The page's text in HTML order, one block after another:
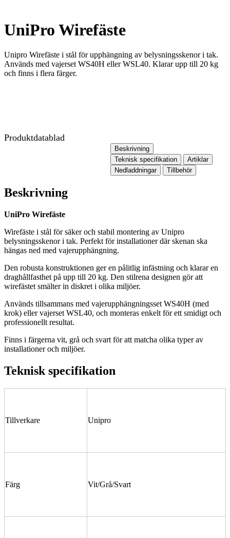
UniPro Wirefäste
Unipro Wirefäste i stål för upphängning av belysningsskenor i tak.
Används med vajerset WS40H eller WSL40. Klarar upp till 20 kg
och finns i flera färger.
Produktdatablad
Beskrivning
Teknisk specifikation
Artiklar
Nedladdningar
Tillbehör
Beskrivning
UniPro Wirefäste
Wirefäste i stål för säker och stabil montering av Unipro
belysningsskenor i tak. Perfekt för installationer där skenan ska
hängas ned med vajerupphängning.
Den robusta konstruktionen ger en pålitlig infästning och klarar en
draghållfasthet på upp till 20 kg. Den stilrena designen gör att
wirefästet smälter in diskret i olika miljöer.
Används tillsammans med vajerupphängningsset WS40H (med
krok) eller vajerset WSL40, och monteras enkelt för ett smidigt och
professionellt resultat.
Finns i färgerna vit, grå och svart för att matcha olika typer av
installationer och miljöer.
Teknisk specifikation
Tillverkare Unipro
Färg Vit/Grå/Svart